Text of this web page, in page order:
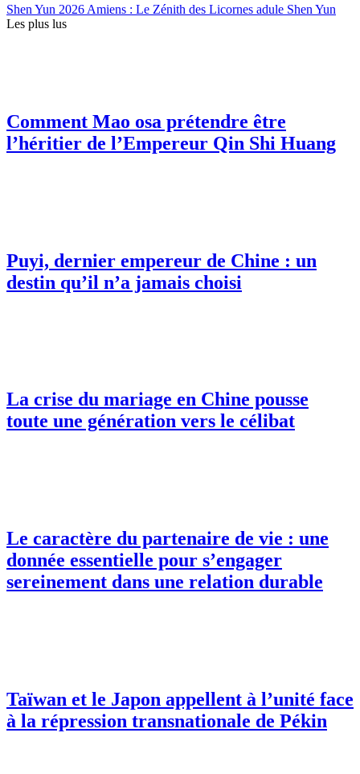
Shen Yun 2026 Amiens : Le Zénith des Licornes adule Shen Yun
Les plus lus
Comment Mao osa prétendre être
l’héritier de l’Empereur Qin Shi Huang
Puyi, dernier empereur de Chine : un
destin qu’il n’a jamais choisi
La crise du mariage en Chine pousse
toute une génération vers le célibat
Le caractère du partenaire de vie : une
donnée essentielle pour s’engager
sereinement dans une relation durable
Taïwan et le Japon appellent à l’unité face
à la répression transnationale de Pékin